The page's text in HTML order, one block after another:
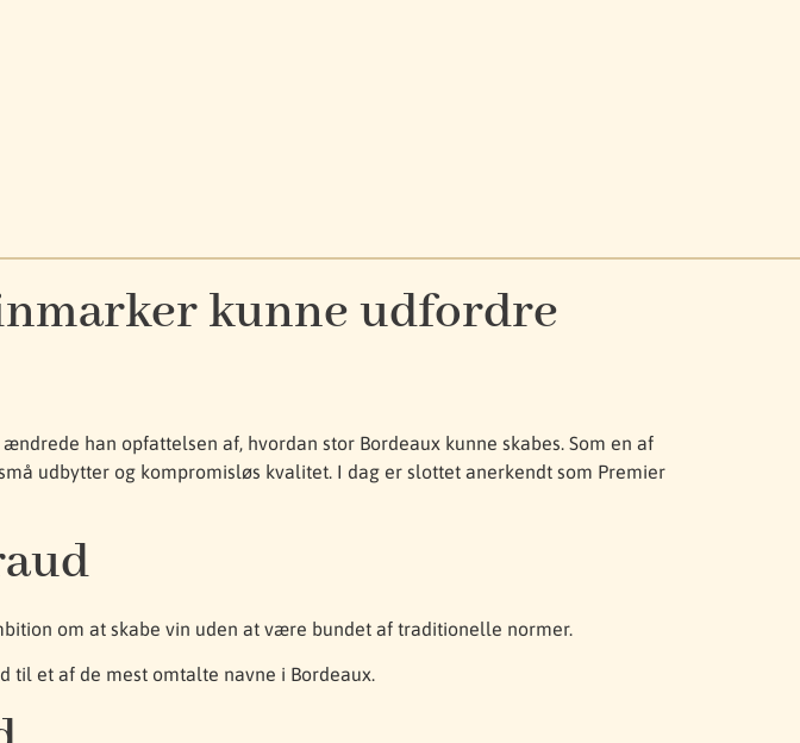
kunne udfordre
han opfattelsen af, hvordan stor Bordeaux kunne skabes. Som en af
udbytter og kompromisløs kvalitet. I dag er slottet anerkendt som Premier
om at skabe vin uden at være bundet af traditionelle normer.
til et af de mest omtalte navne i Bordeaux.